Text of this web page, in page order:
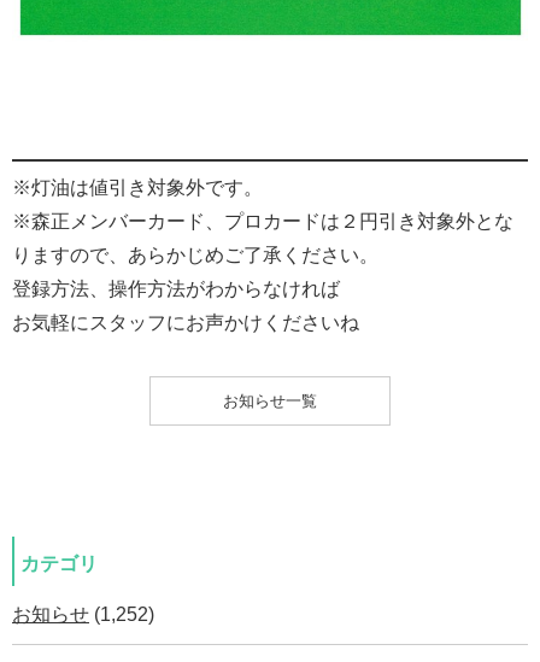
※灯油は値引き対象外です。
※森正メンバーカード、プロカードは２円引き対象外とな
りますので、あらかじめご了承ください。
登録方法、操作方法がわからなければ
お気軽にスタッフにお声かけくださいね
お知らせ一覧
カテゴリ
お知らせ (1,252)